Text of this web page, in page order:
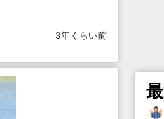
3年くらい前